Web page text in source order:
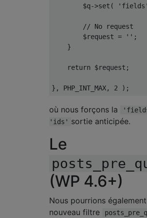
        $q
->set ( 'fields'
// No request
        $request
= '' ;
}
return $request ;
}, PHP_INT_MAX, 2 );
où nous forçons la
'ids' sortie anticipée.
Le
(WP 4.6+)
Nous pourrions
nouveau filtre